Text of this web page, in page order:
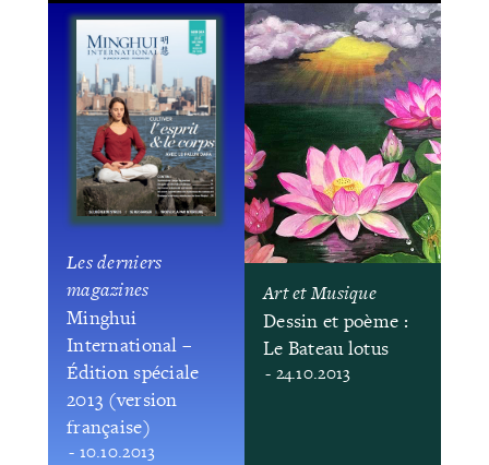
Les derniers
magazines
Minghui
International –
Édition spéciale
2013 (version
française)
- 10.10.2013
Art et Musique
Dessin et poème :
Le Bateau lotus
- 24.10.2013